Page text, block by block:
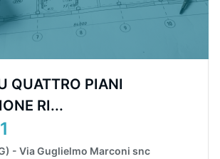
QUATTRO PIANI
RI...
- Via Guglielmo Marconi snc